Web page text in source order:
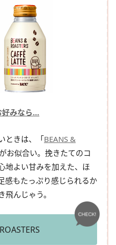
好みなら…
ときは、「BEANS &
お似合い。挽きたてのコ
地よい甘みを加えた、ほ
感もたっぷり感じられるか
んじゃう。